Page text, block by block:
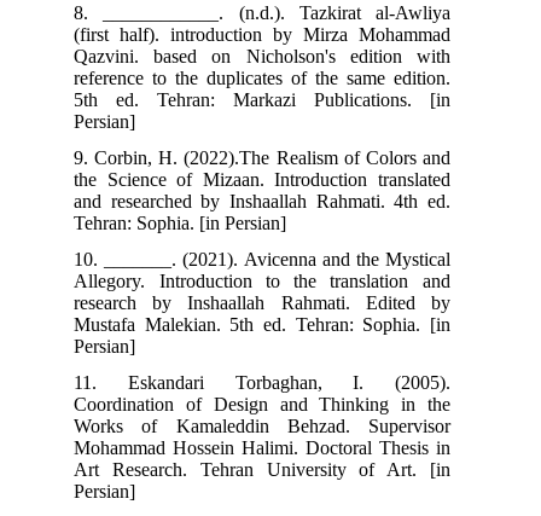
8. ____________. (n.d.). Tazkirat al-Awliya
(first half). introduction by Mirza Mohammad
Qazvini. based on Nicholson's edition with
reference to the duplicates of the same edition.
5th ed. Tehran: Markazi Publications. [in
9. Corbin, H. (2022).The Realism of Colors and
the Science of Mizaan. Introduction translated
and researched by Inshaallah Rahmati. 4th ed.
Tehran: Sophia. [in Persian]
10. _______. (2021). Avicenna and the Mystical
Allegory. Introduction to the translation and
research by Inshaallah Rahmati. Edited by
Mustafa Malekian. 5th ed. Tehran: Sophia. [in
11. Eskandari Torbaghan, I. (2005).
Coordination of Design and Thinking in the
Works of Kamaleddin Behzad. Supervisor
Mohammad Hossein Halimi. Doctoral Thesis in
Art Research. Tehran University of Art. [in